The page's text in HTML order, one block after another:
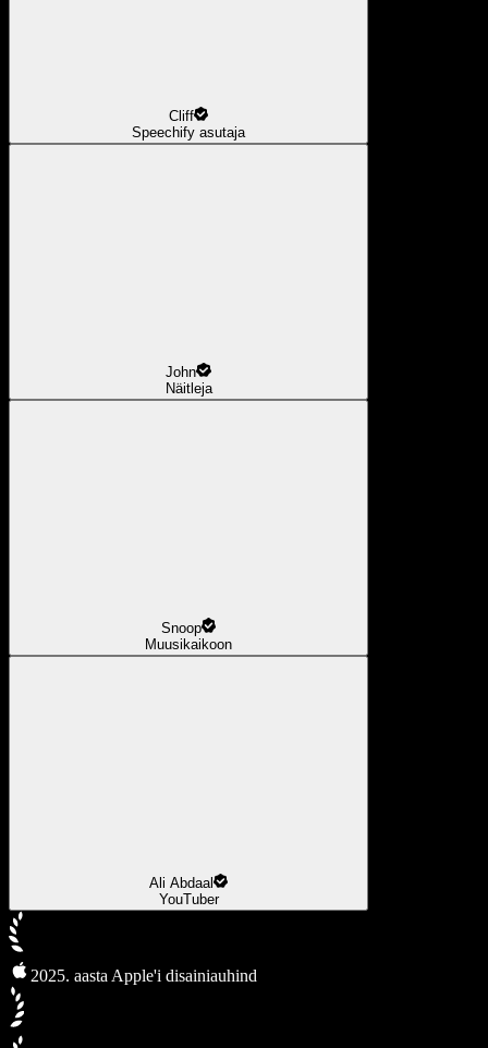
Cliff
Speechify asutaja
John
Näitleja
Snoop
Muusikaikoon
Ali Abdaal
YouTuber
2025. aasta Apple'i disainiauhind